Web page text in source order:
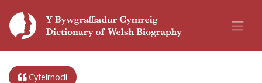
Cyfeirnodi